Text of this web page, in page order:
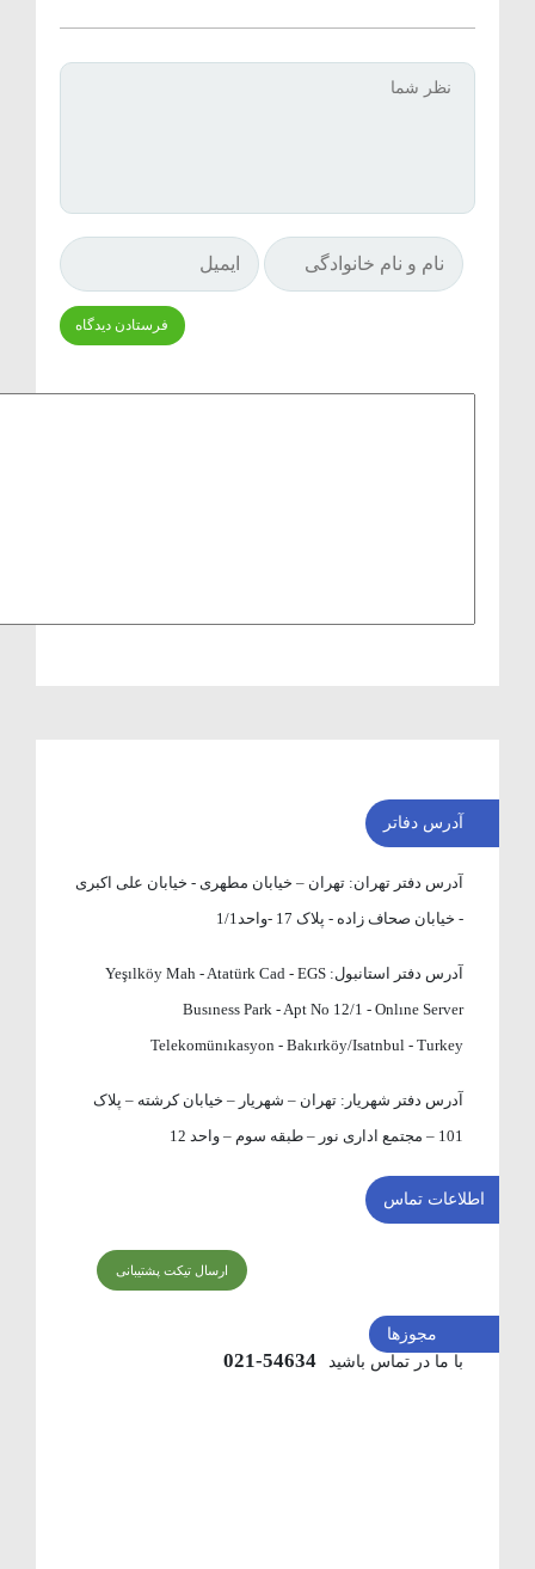
آدرس دفاتر
آدرس دفتر تهران: تهران – خیابان مطهری - خیابان علی اکبری
- خیابان صحاف زاده - پلاک 17 -واحد1/1
آدرس دفتر استانبول: Yeşılköy Mah - Atatürk Cad - EGS
Busıness Park - Apt No 12/1 - Onlıne Server
Telekomünıkasyon - Bakırköy/Isatnbul - Turkey
آدرس دفتر شهریار:تهران – شهریار – خیابان کرشته – پلاک
101 – مجتمع اداری نور – طبقه سوم – واحد 12
اطلاعات تماس
ارسال تیکت پشتیبانی
با ما در تماس باشید 54634-021
مجوزها